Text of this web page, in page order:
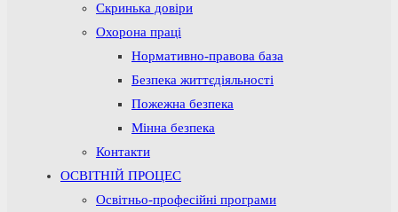
Скринька довіри
Охорона праці
Нормативно-правова база
Безпека життєдіяльності
Пожежна безпека
Мінна безпека
Контакти
ОСВІТНІЙ ПРОЦЕС
Освітньо-професійні програми